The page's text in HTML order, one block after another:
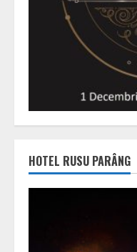
HOTEL RUSU PARÂNG